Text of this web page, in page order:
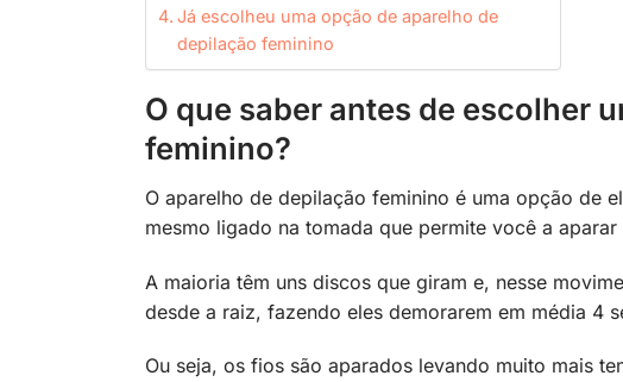
Já escolheu uma opção de aparelho de
depilação feminino
O que saber antes de escolher
feminino?
O aparelho de depilação feminino é uma opção de
mesmo ligado na tomada que permite você a
A maioria têm uns discos que giram e, nesse
desde a raiz, fazendo eles demorarem em média 4
Ou seja, os fios são aparados levando muito mais